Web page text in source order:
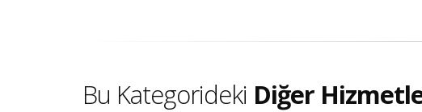
Bu Kategorideki Diğer